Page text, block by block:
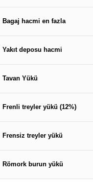
Bagaj hacmi en fazla
Yakıt deposu hacmi
Tavan Yükü
Frenli treyler yükü (12%)
Frensiz treyler yükü
Römork burun yükü